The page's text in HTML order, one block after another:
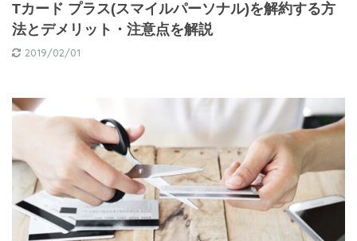
Tカード プラス(スマイルパーソナル)を解約する方
法とデメリット・注意点を解説
2019/02/01